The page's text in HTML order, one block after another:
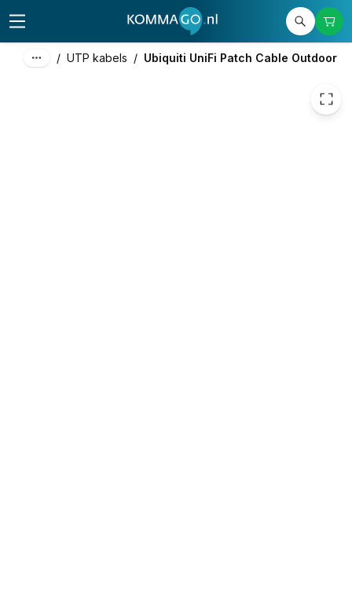
/ UTP kabels / Ubiquiti UniFi Patch Cable Outdoor